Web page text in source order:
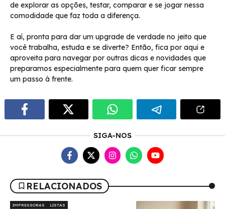
de explorar as opções, testar, comparar e se jogar nessa
comodidade que faz toda a diferença.
E aí, pronta para dar um upgrade de verdade no jeito que
você trabalha, estuda e se diverte? Então, fica por aqui e
aproveita para navegar por outras dicas e novidades que
preparamos especialmente para quem quer ficar sempre
um passo à frente.
SIGA-NOS
RELACIONADOS
IMPRESSORAS LISTAS